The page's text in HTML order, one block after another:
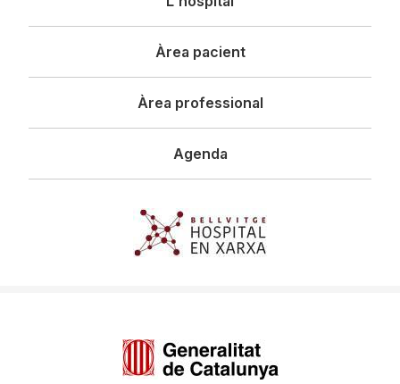
principal
Àrea pacient
Àrea professional
Agenda